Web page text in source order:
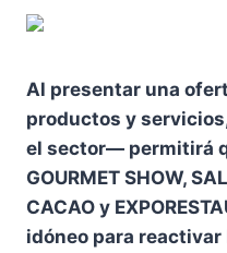
Al presentar una
productos y
el sector— permitirá
GOURMET SHOW,
CACAO y
idóneo para reactivar